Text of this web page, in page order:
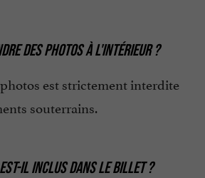
DES PHOTOS À L'INTÉRIEUR ?
est strictement interdite
souterrains.
IL INCLUS DANS LE BILLET ?